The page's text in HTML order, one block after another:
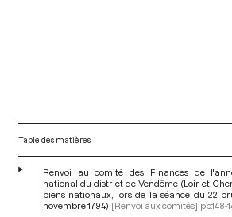
Table des matières
Renvoi au comité des Finances de
national du district de Vendôme (Loir-et-
biens nationaux, lors de la séance du 22
novembre 1794) [Renvoi aux comités] pp.148-